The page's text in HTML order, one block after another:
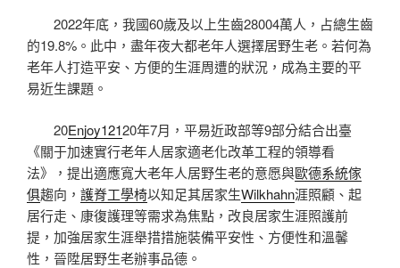
2022年底，我國60歲及以上生齒28004萬人，占總生齒
的19.8%。此中，盡年夜大都老年人選擇居野生老。若何為
老年人打造平安、方便的生涯周遭的狀況，成為主要的平
易近生課題。
20Enjoy12120年7月，平易近政部等9部分結合出臺
《關于加速實行老年人居家適老化改革工程的領導看
法》，提出適應寬大老年人居野生老的意愿與歐德系統傢
俱趨向， 護脊工學椅以知足其居家生Wilkhahn涯照顧、起
居行走、康復護理等需求為焦點，改良居家生涯照護前
提，加強居家生涯舉措措施裝備平安性、方便性和溫馨
性，晉陞居野生老辦事品德。